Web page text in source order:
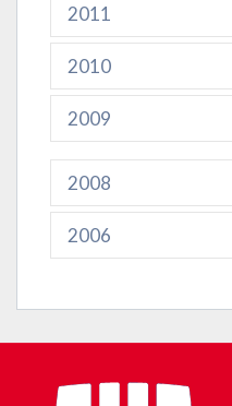
2011
2010
2009
2008
2006